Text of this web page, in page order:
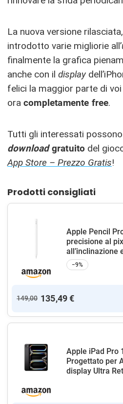
La nuova versione
introdotto varie migliorie all’
finalmente la grafica
anche con il display
felici la maggior parte di voi
ora completamente free.
Tutti gli interessati
downloadgratuito del
App Store – Prezzo Gratis!
Prodotti consigliati
Apple Pencil
precisione al
all’inclinazione
−9%
149,00 135,49 €
Apple iPad Pro
Progettato per
display Ultra